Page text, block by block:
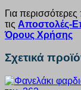
Για
τις Αποστολές-
Όρους Χρήσης
Σχετικά